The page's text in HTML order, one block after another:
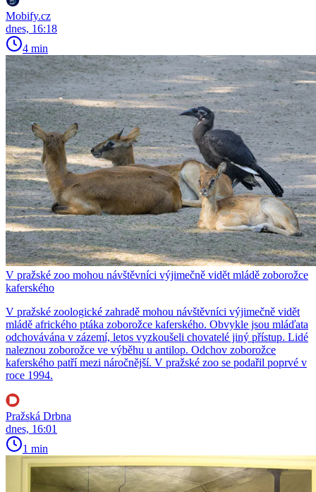
Mobify.cz
dnes, 16:18
4 min
V pražské zoo mohou návštěvníci výjimečně vidět mládě zoborožce
kaferského
V pražské zoologické zahradě mohou návštěvníci výjimečně vidět
mládě afrického ptáka zoborožce kaferského. Obvykle jsou mláďata
odchovávána v zázemí, letos vyzkoušeli chovatelé jiný přístup. Lidé
naleznou zoborožce ve výběhu u antilop. Odchov zoborožce
kaferského patří mezi náročnější. V pražské zoo se podařil poprvé v
roce 1994.
Pražská Drbna
dnes, 16:01
1 min